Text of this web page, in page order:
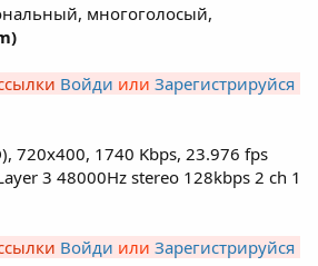
многоголосый,
Войди или Зарегистрируйся
720х400, 1740 Kbps, 23.976 fps
3 48000Hz stereo 128kbps 2 ch 1
Войди или Зарегистрируйся